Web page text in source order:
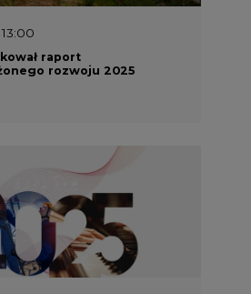
raport
rozwoju 2025